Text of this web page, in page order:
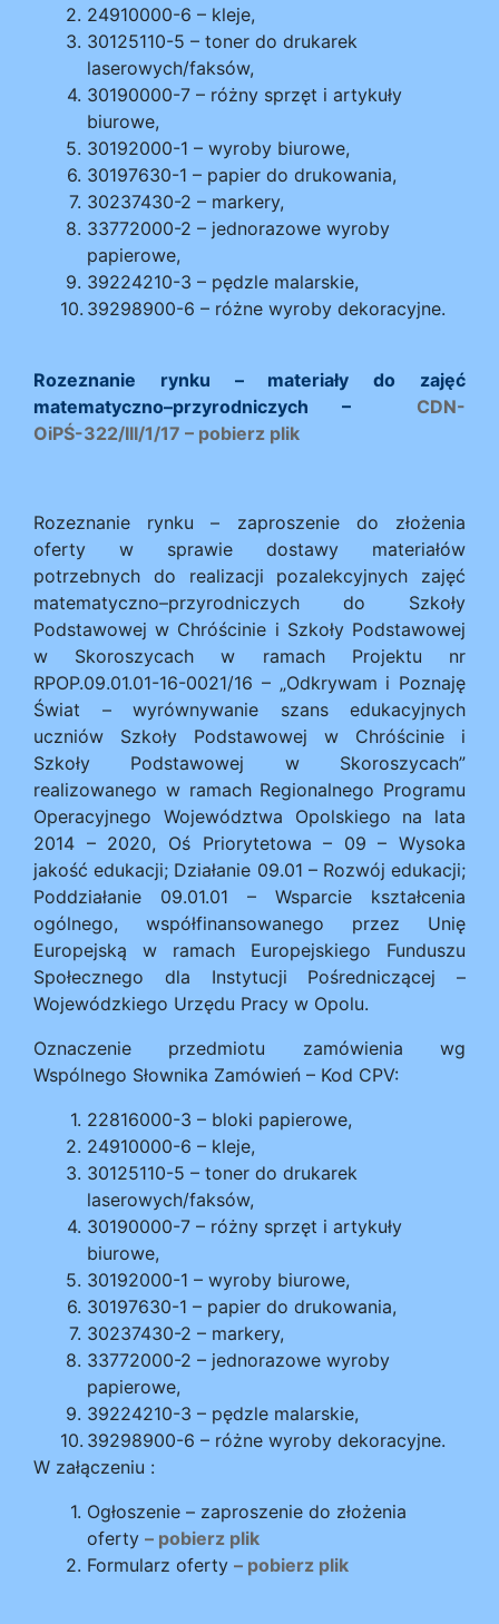
24910000-6 – kleje,
30125110-5 – toner do drukarek
laserowych/faksów,
30190000-7 – różny sprzęt i artykuły
biurowe,
30192000-1 – wyroby biurowe,
30197630-1 – papier do drukowania,
30237430-2 – markery,
33772000-2 – jednorazowe wyroby
papierowe,
39224210-3 – pędzle malarskie,
39298900-6 – różne wyroby dekoracyjne.
Rozeznanie rynku – materiały do zajęć
matematyczno–przyrodniczych –
CDN-
OiPŚ-322/III/1/17 – pobierz plik
Rozeznanie rynku – zaproszenie do złożenia
oferty w sprawie dostawy materiałów
potrzebnych do realizacji pozalekcyjnych zajęć
matematyczno–przyrodniczych do Szkoły
Podstawowej w Chróścinie i Szkoły Podstawowej
w Skoroszycach w ramach Projektu nr
RPOP.09.01.01-16-0021/16 – „Odkrywam i Poznaję
Świat – wyrównywanie szans edukacyjnych
uczniów Szkoły Podstawowej w Chróścinie i
Szkoły Podstawowej w Skoroszycach”
realizowanego w ramach Regionalnego Programu
Operacyjnego Województwa Opolskiego na lata
2014 – 2020, Oś Priorytetowa – 09 – Wysoka
jakość edukacji; Działanie 09.01 – Rozwój edukacji;
Poddziałanie 09.01.01 – Wsparcie kształcenia
ogólnego, współfinansowanego przez Unię
Europejską w ramach Europejskiego Funduszu
Społecznego dla Instytucji Pośredniczącej –
Wojewódzkiego Urzędu Pracy w Opolu.
Oznaczenie przedmiotu zamówienia wg
Wspólnego Słownika Zamówień – Kod CPV:
22816000-3 – bloki papierowe,
24910000-6 – kleje,
30125110-5 – toner do drukarek
laserowych/faksów,
30190000-7 – różny sprzęt i artykuły
biurowe,
30192000-1 – wyroby biurowe,
30197630-1 – papier do drukowania,
30237430-2 – markery,
33772000-2 – jednorazowe wyroby
papierowe,
39224210-3 – pędzle malarskie,
39298900-6 – różne wyroby dekoracyjne.
W załączeniu :
Ogłoszenie – zaproszenie do złożenia
oferty – pobierz plik
Formularz oferty – pobierz plik